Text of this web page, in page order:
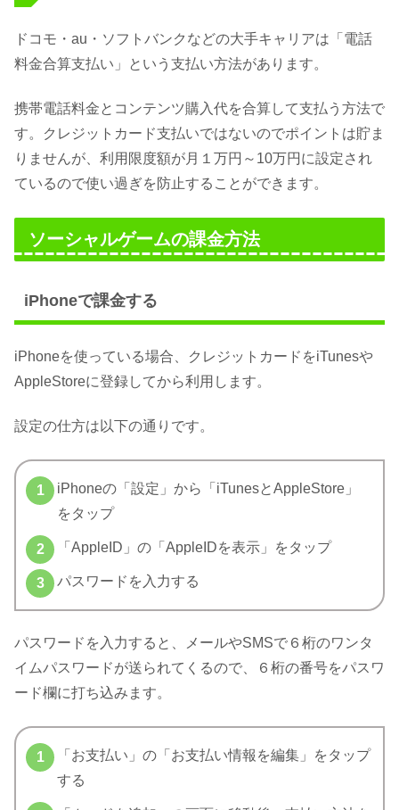
ドコモ・au・ソフトバンクなどの大手キャリアは「電話
料金合算支払い」という支払い方法があります。
携帯電話料金とコンテンツ購入代を合算して支払う方法で
す。クレジットカード支払いではないのでポイントは貯ま
りませんが、利用限度額が月１万円～10万円に設定され
ているので使い過ぎを防止することができます。
ソーシャルゲームの課金方法
iPhoneで課金する
iPhoneを使っている場合、クレジットカードをiTunesや
AppleStoreに登録してから利用します。
設定の仕方は以下の通りです。
iPhoneの「設定」から「iTunesとAppleStore」
をタップ
「AppleID」の「AppleIDを表示」をタップ
パスワードを入力する
パスワードを入力すると、メールやSMSで６桁のワンタ
イムパスワードが送られてくるので、６桁の番号をパスワ
ード欄に打ち込みます。
「お支払い」の「お支払い情報を編集」をタップ
する